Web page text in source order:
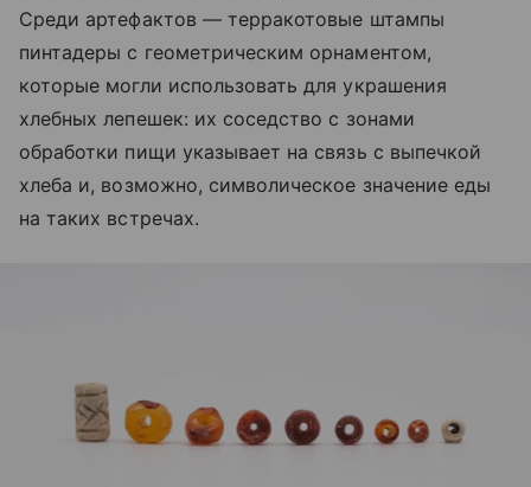
Среди артефактов — терракотовые штампы
пинтадеры с геометрическим орнаментом,
которые могли использовать для украшения
хлебных лепешек: их соседство с зонами
обработки пищи указывает на связь с выпечкой
хлеба и, возможно, символическое значение еды
на таких встречах.